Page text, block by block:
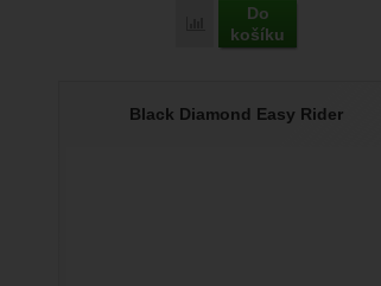
Porovnat
Do
košíku
Black Diamond Easy Rider